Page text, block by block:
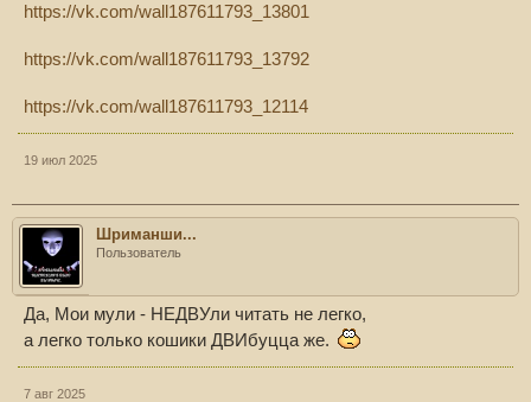
https://vk.com/wall187611793_13801
https://vk.com/wall187611793_13792
https://vk.com/wall187611793_12114
19 июл 2025
Шриманши...
Пользователь
Да, Мои мули - НЕДВУли читать не легко,
а легко только кошики ДВИбуцца же.
7 авг 2025